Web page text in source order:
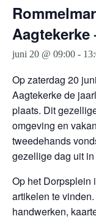
Aagtekerke
juni 20 @ 09:00 -
Op zaterdag 20
Aagtekerke de
plaats. Dit
omgeving en
tweedehands
gezellige dag uit
Op het Dorpsplein
artikelen te
handwerken,